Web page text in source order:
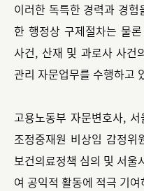
이러한 독특한 경력과 경
한 행정상 구제절차는 물
사건, 산재 및 과로사 사건
관리 자문업무를 수행하고
고용노동부 자문변호사,
조정중재원 비상임 감정위
보건의료정책 심의 및 서울
여 공익적 활동에 적극 기